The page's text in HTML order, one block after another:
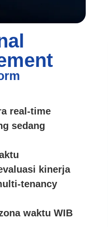
real-time
sedang
kinerja
tenancy
waktu WIB